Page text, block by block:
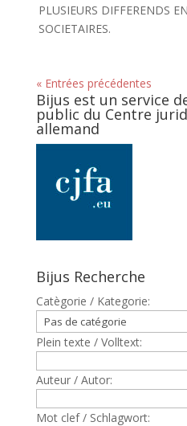
PLUSIEURS DIFFERENDS
SOCIETAIRES.
« Entrées précédentes
Bijus est un service
public du Centre
allemand
Bijus Recherche
Catègorie / Kategorie:
Plein texte / Volltext:
Auteur / Autor:
Mot clef / Schlagwort: